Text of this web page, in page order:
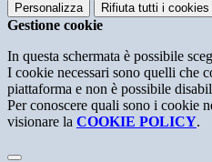
Personalizza Rifiuta tutti i cookies
Gestione cookie
In questa schermata è possibile
I cookie necessari sono quelli che
piattaforma e non è possibile
Per conoscere quali sono i cookie
visionare la COOKIE POLICY.